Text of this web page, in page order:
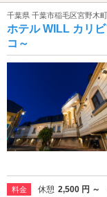
千葉県 千葉市稲毛区宮野木町
ホテル WILL カリ
コ～
料金 休憩 2,500 円 ～